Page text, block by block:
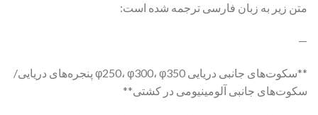
متن زیر به زبان فارسی ترجمه شده است:
—
**سکوت‌های جانبی دریایی φ250، φ300، φ350 پنجره‌های دریایی/
سکوت‌های جانبی آلومینیومی در کشتی**